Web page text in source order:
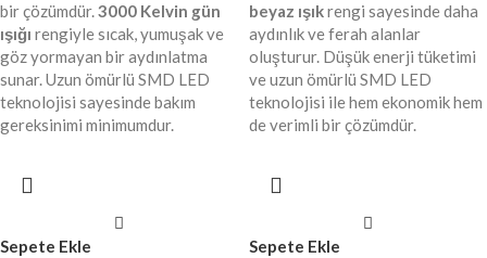
bir çözümdür.3000 Kelvin gün
ışığı rengiyle sıcak, yumuşak ve
göz yormayan bir aydınlatma
sunar. Uzun ömürlü SMD LED
teknolojisi sayesinde bakım
gereksinimi minimumdur.
Sepete Ekle
beyaz ışıkrengi sayesinde daha
aydınlık ve ferah alanlar
oluşturur. Düşük enerji tüketimi
ve uzun ömürlü SMD LED
teknolojisi ile hem ekonomik hem
de verimli bir çözümdür.
Sepete Ekle